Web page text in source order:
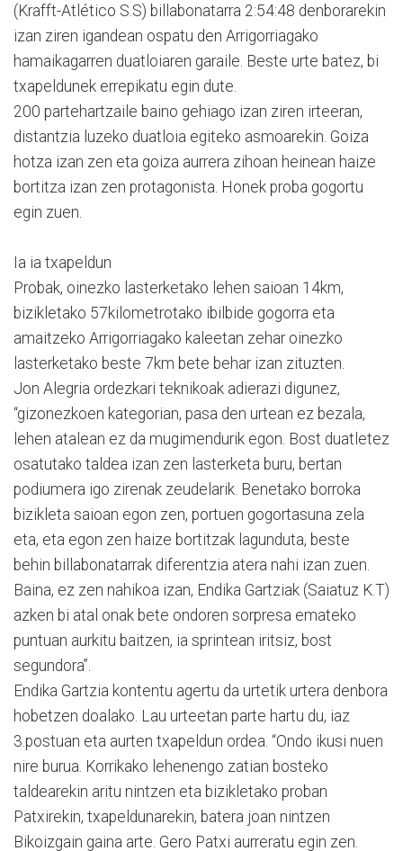
(Krafft-Atlético S.S) billabonatarra 2:54:48 denborarekin
izan ziren igandean ospatu den Arrigorriagako
hamaikagarren duatloiaren garaile. Beste urte batez, bi
txapeldunek errepikatu egin dute.
200 partehartzaile baino gehiago izan ziren irteeran,
distantzia luzeko duatloia egiteko asmoarekin. Goiza
hotza izan zen eta goiza aurrera zihoan heinean haize
bortitza izan zen protagonista. Honek proba gogortu
egin zuen.
Ia ia txapeldun
Probak, oinezko lasterketako lehen saioan 14km,
bizikletako 57kilometrotako ibilbide gogorra eta
amaitzeko Arrigorriagako kaleetan zehar oinezko
lasterketako beste 7km bete behar izan zituzten.
Jon Alegria ordezkari teknikoak adierazi digunez,
“gizonezkoen kategorian, pasa den urtean ez bezala,
lehen atalean ez da mugimendurik egon. Bost duatletez
osatutako taldea izan zen lasterketa buru, bertan
podiumera igo zirenak zeudelarik. Benetako borroka
bizikleta saioan egon zen, portuen gogortasuna zela
eta, eta egon zen haize bortitzak lagunduta, beste
behin billabonatarrak diferentzia atera nahi izan zuen.
Baina, ez zen nahikoa izan, Endika Gartziak (Saiatuz K.T)
azken bi atal onak bete ondoren sorpresa emateko
puntuan aurkitu baitzen, ia sprintean iritsiz, bost
segundora”.
Endika Gartzia kontentu agertu da urtetik urtera denbora
hobetzen doalako. Lau urteetan parte hartu du, iaz
3.postuan eta aurten txapeldun ordea. “Ondo ikusi nuen
nire burua. Korrikako lehenengo zatian bosteko
taldearekin aritu nintzen eta bizikletako proban
Patxirekin, txapeldunarekin, batera joan nintzen
Bikoizgain gaina arte. Gero Patxi aurreratu egin zen.